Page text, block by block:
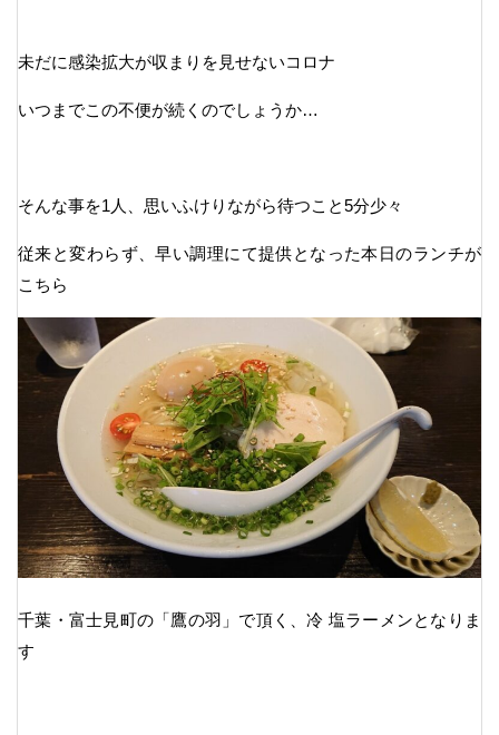
未だに感染拡大が収まりを見せないコロナ
いつまでこの不便が続くのでしょうか…
そんな事を1人、思いふけりながら待つこと5分少々
従来と変わらず、早い調理にて提供となった本日のランチが
こちら
千葉・富士見町の「鷹の羽」で頂く、冷 塩ラーメンとなりま
す